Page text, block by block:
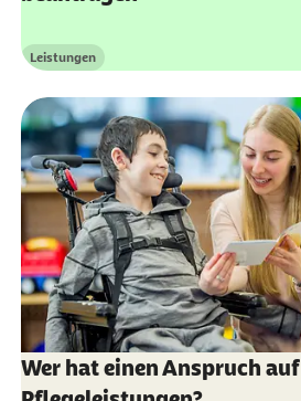
Kategorie
Leistungen
Wer hat einen Anspruch auf